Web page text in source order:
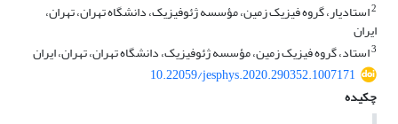
2استادیار، گروه فیزیک زمین، مؤسسه ژئوفیزیک، دانشگاه تهران، تهران،
ایران
3استاد، گروه فیزیک زمین، مؤسسه ژئوفیزیک، دانشگاه تهران، تهران، ایران
10.22059/jesphys.2020.290352.1007171
چکیده